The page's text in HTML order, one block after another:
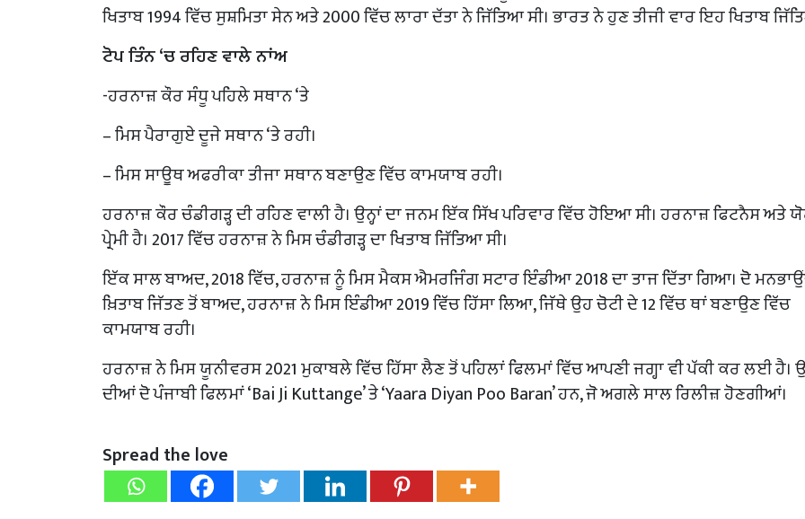
ਖਿਤਾਬ 1994 ਵਿੱਚ ਸੁਸ਼ਮਿਤਾ ਸੇਨ ਅਤੇ 2000 ਵਿੱਚ ਲਾਰਾ ਦੱਤਾ ਨੇ ਜਿੱਤਿਆ ਸੀ। ਭਾਰਤ ਨੇ ਹੁਣ ਤੀਜੀ ਵਾਰ ਇਹ ਖਿਤਾਬ
ਟੋਪ ਤਿੰਨ ‘ਚ ਰਹਿਣ ਵਾਲੇ ਨਾਂਅ
-ਹਰਨਾਜ਼ ਕੌਰ ਸੰਧੂ ਪਹਿਲੇ ਸਥਾਨ ‘ਤੇ
– ਮਿਸ ਪੈਰਾਗੁਏ ਦੂਜੇ ਸਥਾਨ ‘ਤੇ ਰਹੀ।
– ਮਿਸ ਸਾਊਥ ਅਫਰੀਕਾ ਤੀਜਾ ਸਥਾਨ ਬਣਾਉਣ ਵਿੱਚ ਕਾਮਯਾਬ ਰਹੀ।
ਹਰਨਾਜ਼ ਕੌਰ ਚੰਡੀਗੜ੍ਹ ਦੀ ਰਹਿਣ ਵਾਲੀ ਹੈ। ਉਨ੍ਹਾਂ ਦਾ ਜਨਮ ਇੱਕ ਸਿੱਖ ਪਰਿਵਾਰ ਵਿੱਚ ਹੋਇਆ ਸੀ। ਹਰਨਾਜ਼ ਫਿਟਨੈਸ ਅਤੇ
ਪ੍ਰੇਮੀ ਹੈ। 2017 ਵਿੱਚ ਹਰਨਾਜ਼ ਨੇ ਮਿਸ ਚੰਡੀਗੜ੍ਹ ਦਾ ਖਿਤਾਬ ਜਿੱਤਿਆ ਸੀ।
ਇੱਕ ਸਾਲ ਬਾਅਦ, 2018 ਵਿੱਚ, ਹਰਨਾਜ਼ ਨੂੰ ਮਿਸ ਮੈਕਸ ਐਮਰਜਿੰਗ ਸਟਾਰ ਇੰਡੀਆ 2018 ਦਾ ਤਾਜ ਦਿੱਤਾ ਗਿਆ। ਦੋ
ਖ਼ਿਤਾਬ ਜਿੱਤਣ ਤੋਂ ਬਾਅਦ, ਹਰਨਾਜ਼ ਨੇ ਮਿਸ ਇੰਡੀਆ 2019 ਵਿੱਚ ਹਿੱਸਾ ਲਿਆ, ਜਿੱਥੇ ਉਹ ਚੋਟੀ ਦੇ 12 ਵਿੱਚ ਥਾਂ ਬਣਾਉਣ ਵਿੱਚ
ਕਾਮਯਾਬ ਰਹੀ।
ਹਰਨਾਜ਼ ਨੇ ਮਿਸ ਯੂਨੀਵਰਸ 2021 ਮੁਕਾਬਲੇ ਵਿੱਚ ਹਿੱਸਾ ਲੈਣ ਤੋਂ ਪਹਿਲਾਂ ਫਿਲਮਾਂ ਵਿੱਚ ਆਪਣੀ ਜਗ੍ਹਾ ਵੀ ਪੱਕੀ ਕਰ ਲਈ ਹੈ।
ਦੀਆਂ ਦੋ ਪੰਜਾਬੀ ਫਿਲਮਾਂ ‘Bai Ji Kuttange’ ਤੇ ‘Yaara Diyan Poo Baran’ ​ਹਨ, ਜੋ ਅਗਲੇ ਸਾਲ ਰਿਲੀਜ਼ ਹੋਣਗੀਆਂ।
Spread the love